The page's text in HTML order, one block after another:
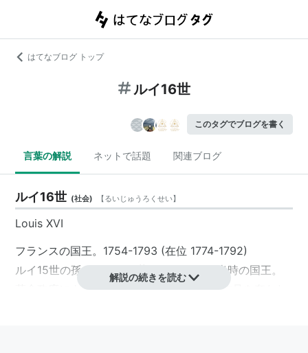
はてなブログ トップ
ルイ16世
このタグでブログを書く
言葉の解説 ネットで話題 関連ブログ
ルイ16世 (社会) 【るいじゅうろくせい】
Louis XVI
フランスの国王。1754-1793 (在位 1774-1792)
ルイ15世の孫。フランス革命（1789年）当時の国王。
革命政府により1793年1月21日、すべての称号を奪われ
解説の続きを読む